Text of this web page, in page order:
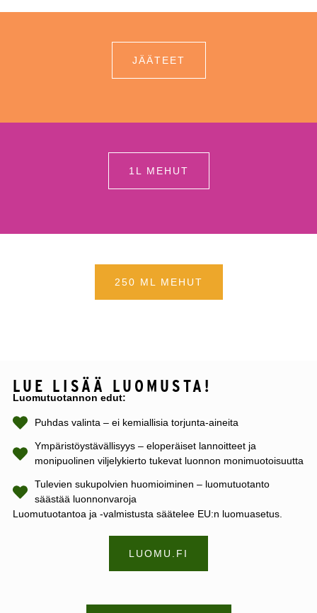
JÄÄTEET
1L MEHUT
250 ML MEHUT
LUE LISÄÄ LUOMUSTA!​
Luomutuotannon edut:
Puhdas valinta – ei kemiallisia torjunta-aineita
Ympäristöystävällisyys – eloperäiset lannoitteet ja
monipuolinen viljelykierto tukevat luonnon monimuotoisuutta
Tulevien sukupolvien huomioiminen – luomutuotanto
säästää luonnonvaroja
Luomutuotantoa ja -valmistusta säätelee EU:n luomuasetus.
LUOMU.FI